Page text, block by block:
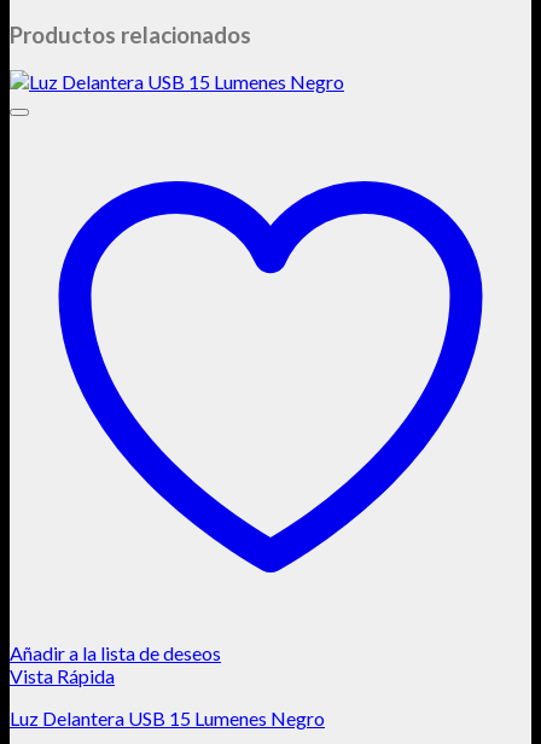
Productos relacionados
Añadir a la lista de deseos
Vista Rápida
Luz Delantera USB 15 Lumenes Negro